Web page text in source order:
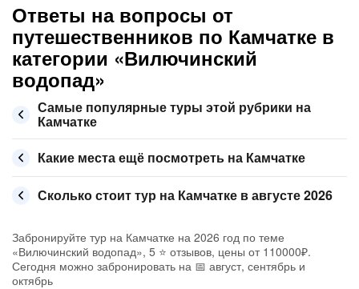
Ответы на вопросы от
путешественников по Камчатке в
категории «Вилючинский
водопад»
Самые популярные туры этой рубрики на
Камчатке
Какие места ещё посмотреть на Камчатке
Сколько стоит тур на Камчатке в августе 2026
Забронируйте тур на Камчатке на 2026 год по теме
«Вилючинский водопад», 5 ⭐ отзывов, цены от 110000₽.
Сегодня можно забронировать на 📅 август, сентябрь и
октябрь